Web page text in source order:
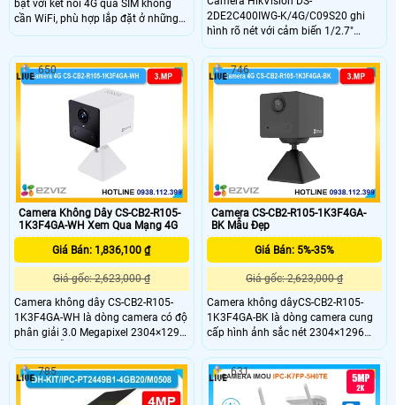
bật với kết nối 4G qua SIM không
cần WiFi, phù hợp lắp đặt ở những
khu vực không có mạng cố định. Độ
năng quay quét 345° ngang và 90°
dọc giúp quan sát toàn diện, hạn
chế điểm mù hiệu quả.
2DE2C400IWG-K/4G/C09S20 ghi
hình rõ nét với cảm biến 1/2.7"
CMOS, độ phân giải 4MP và ống
kính 2.8mm. Tích hợp nguồn pin
90Wh cùng tấm pin năng lượng mặt
trời đảm bảo hoạt động bền bỉ ngay
cả khi mất điện. Kết nối 4G giúp
truyền dữ liệu linh hoạt hỗ trợ đàm
thoại 2 chiều và thẻ nhớ 512GB cho
lưu trữ dài hạn.
Camera Không Dây CS-CB2-R105-
1K3F4GA-WH Xem Qua Mạng 4G
Giá Bán: 1,836,100 ₫
Giá gốc: 2,623,000 ₫
Camera không dây CS-CB2-R105-
1K3F4GA-WH là dòng camera có độ
phân giải 3.0 Megapixel 2304×1296
sắc nét, hỗ trợ kết nối 4G linh hoạt
và pin 2000mAh tiện lợi. Trang bị AI
phát hiện hình dáng người, hồng
ngoại 8m, đàm thoại hai chiều cùng
650
Camera CS-CB2-R105-1K3F4GA-
BK Mẫu Đẹp
Giá Bán: 5%-35%
Giá gốc: 2,623,000 ₫
Camera không dâyCS-CB2-R105-
1K3F4GA-BK là dòng camera cung
cấp hình ảnh sắc nét 2304×1296
cùng khả năng kết nối 4G mọi nơi.
Hỗ trợ AI phát hiện hình dáng
người,hỗ trợ pin 2000mAh hồng
ngoại 8m và đàm thoại hai chiều
746
785 631